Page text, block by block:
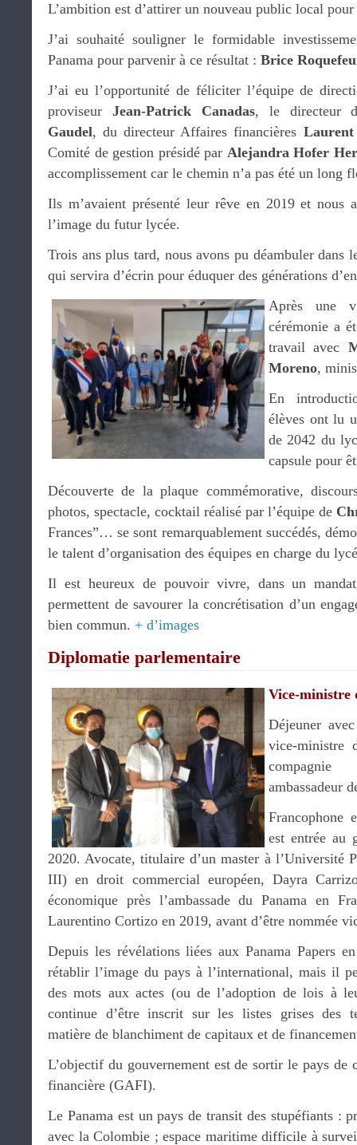
L’ambition est d’attirer un nouveau public local
J’ai souhaité souligner le formidable
Panama pour parvenir à ce résultat : Brice
J’ai eu l’opportunité de féliciter l’équipe de
proviseur Jean-Patrick Canadas, le directeur
Gaudel, du directeur Affaires financières
Comité de gestion présidé par Alejandra Hofer
accomplissement car le chemin n’a pas été un long
Ils m’avaient présenté leur rêve en 2019 et nous
l’image du futur lycée.
Trois ans plus tard, nous avons pu déambuler dans
qui servira d’écrin pour éduquer des générations
Après une
cérémonie a
travail avec
Moreno,
En
élèves ont lu
de 2042 du
capsule pour
Découverte de la plaque commémorative,
photos, spectacle, cocktail réalisé par l’équipe de
Frances”… se sont remarquablement succédés,
le talent d’organisation des équipes en charge du
Il est heureux de pouvoir vivre, dans un
permettent de savourer la concrétisation d’un
bien commun. + d’images
Diplomatie parlementaire
Vice-ministre
Déjeuner
vice-ministre
compagnie
ambassadeur
Francophone
est entrée au
2020. Avocate, titulaire d’un master à l’Université
III) en droit commercial européen, Dayra
économique près l’ambassade du Panama en
Laurentino Cortizo en 2019, avant d’être nommée
Depuis les révélations liées aux Panama Papers
rétablir l’image du pays à l’international, mais il
des mots aux actes (ou de l’adoption de lois à
continue d’être inscrit sur les listes grises des
matière de blanchiment de capitaux et de
L’objectif du gouvernement est de sortir le pays de
financière (GAFI).
Le Panama est un pays de transit des stupéfiants :
avec la Colombie ; espace maritime difficile à